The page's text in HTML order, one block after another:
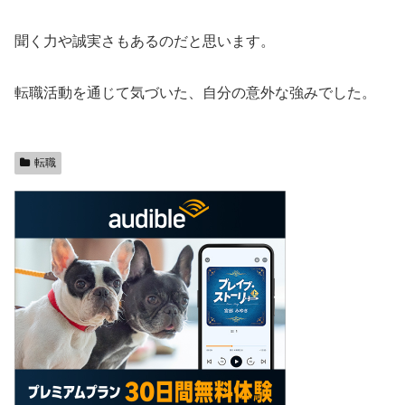
聞く力や誠実さもあるのだと思います。
転職活動を通じて気づいた、自分の意外な強みでした。
転職